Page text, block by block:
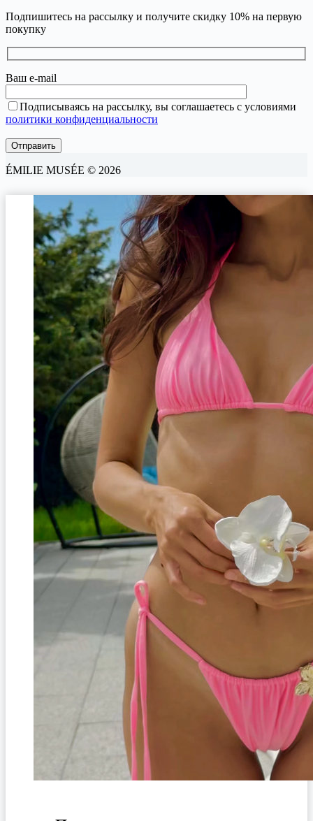
Подпишитесь на рассылку и получите скидку 10% на первую
покупку
Ваш e-mail
Подписываясь на рассылку, вы соглашаетесь с условиями
политики конфиденциальности
ÉMILIE MUSÉE © 2026